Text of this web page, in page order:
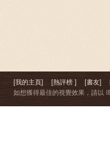
[我的主頁] [熱評榜 ] [書友]
如想獲得最佳的視覺效果，請以